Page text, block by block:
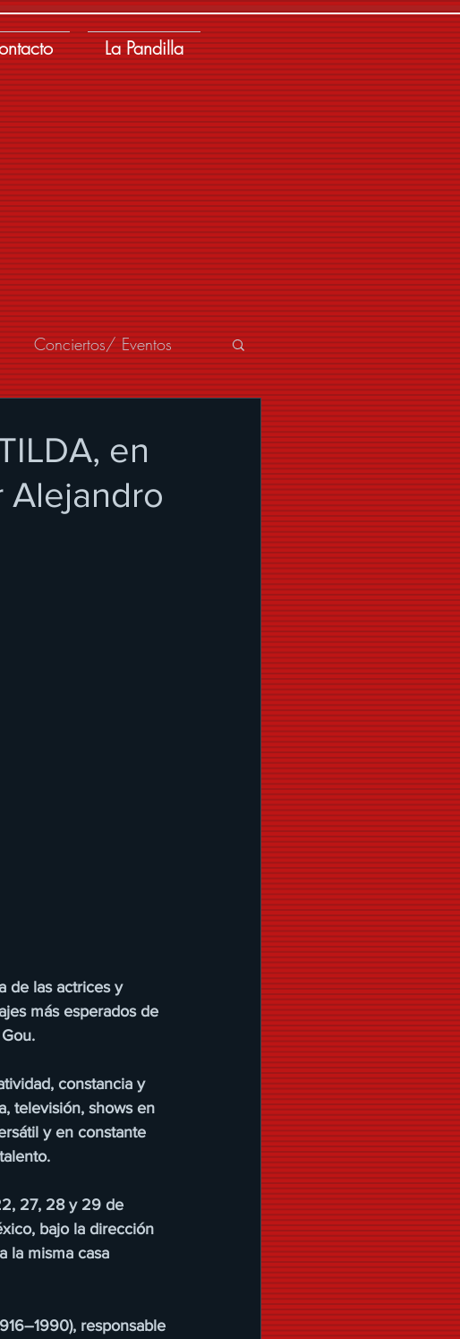
La Pandilla
Conciertos/ Eventos
en
Alejandro
de las actrices y
más esperados de
constancia y
televisión, shows en
y en constante
27, 28 y 29 de
bajo la dirección
la misma casa
responsable